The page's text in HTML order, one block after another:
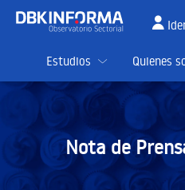
Estudios
Quienes
Nota de